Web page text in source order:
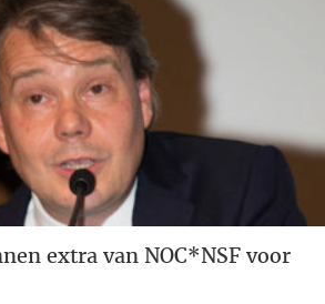
extra van NOC*NSF voor